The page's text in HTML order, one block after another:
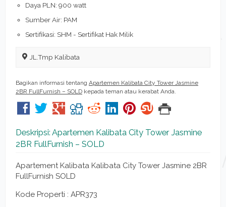
Daya PLN: 900 watt
Sumber Air: PAM
Sertifikasi: SHM - Sertifikat Hak Milik
JL.Tmp Kalibata
Bagikan informasi tentang Apartemen Kalibata City Tower Jasmine
2BR FullFurnish – SOLD kepada teman atau kerabat Anda.
Deskripsi: Apartemen Kalibata City Tower Jasmine
2BR FullFurnish – SOLD
Apartement Kalibata Kalibata City Tower Jasmine 2BR
FullFurnish SOLD
Kode Properti : APR373